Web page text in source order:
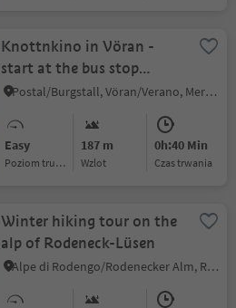
Knottnkino in Vöran -
start at the bus stop
Alpenrose
Postal/Burgstall, Vöran/Verano, Meran/Merano and environs
Easy
Poziom trudności
187 m
Wzlot
0h:40 Min
czas trwania
Winter hiking tour on the
alp of Rodeneck-Lüsen
Alpe di Rodengo/Rodenecker Alm, Rodeneck/Rodengo, Brixen/Bressanone and environs